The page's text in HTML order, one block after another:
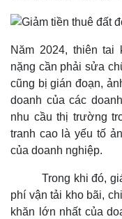
Kinh tế
Bất động sản
Khởi nghiệp
Năm 2024, thiên
nặng cần phải sửa
cũng bị gián đoạn,
doanh của các
nhu cầu thị trường
tranh cao là yếu tố
của doanh nghiệp.
Trong khi đó, giá
phí vận tải kho bãi,
khăn lớn nhất của